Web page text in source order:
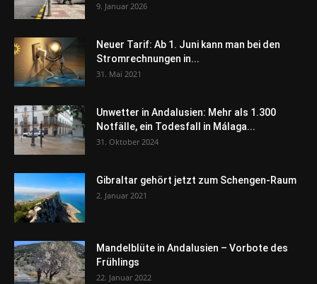
9. Januar 2026
Neuer Tarif: Ab 1. Juni kann man bei den
Stromrechnungen in...
31. Mai 2021
Unwetter in Andalusien: Mehr als 1.300
Notfälle, ein Todesfall in Málaga...
31. Oktober 2024
Gibraltar gehört jetzt zum Schengen-Raum
2. Januar 2021
Mandelblüte in Andalusien – Vorbote des
Frühlings
22. Januar 2022